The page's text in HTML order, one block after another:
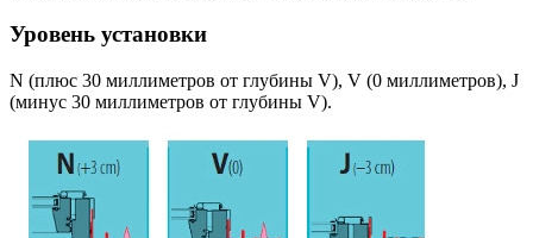
Уровень установки
N (плюс 30 миллиметров от глубины V), V (0 миллиметров), J
(минус 30 миллиметров от глубины V).